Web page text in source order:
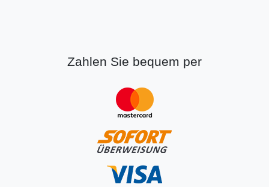
Zahlen Sie bequem per